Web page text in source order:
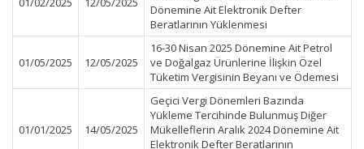
Dönemine Ait Elektronik Defter
Beratlarının Yüklenmesi
01/05/2025 12/05/2025
16-30 Nisan 2025 Dönemine Ait Petrol
ve Doğalgaz Ürünlerine İlişkin Özel
Tüketim Vergisinin Beyanı ve Ödemesi
01/01/2025 14/05/2025
Geçici Vergi Dönemleri Bazında
Yükleme Tercihinde Bulunmuş Diğer
Mükelleflerin Aralık 2024 Dönemine Ait
Elektronik Defter Beratlarının